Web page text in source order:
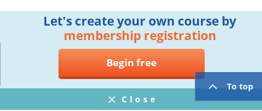
To top
Let's create your own course by
membership registration
Begin free
Close